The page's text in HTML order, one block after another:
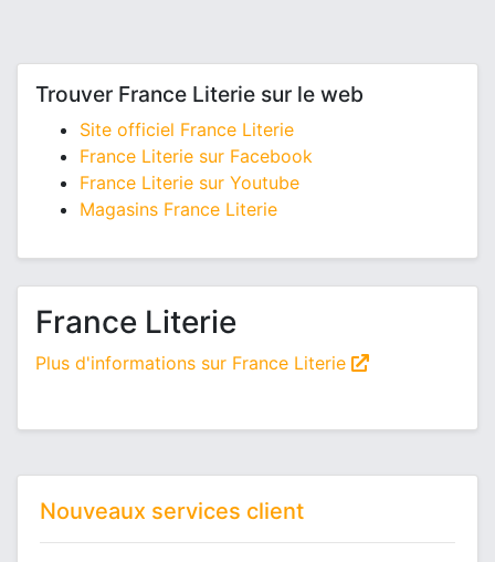
Trouver France Literie sur le web
Site officiel France Literie
France Literie sur Facebook
France Literie sur Youtube
Magasins France Literie
France Literie
Plus d'informations sur France Literie
Nouveaux services client